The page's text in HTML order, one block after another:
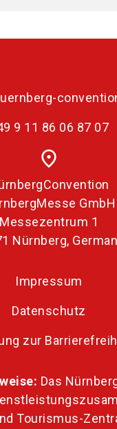
9 11 86 06 87 07
place
GmbH
Messezentrum 1
Nürnberg,
Impressum
Datenschutz
zur
Das
Tourismus-